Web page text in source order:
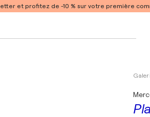
et profitez de -10 % sur votre première